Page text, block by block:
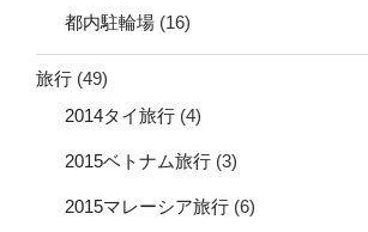
都内駐輪場 (16)
旅行 (49)
2014タイ旅行 (4)
2015ベトナム旅行 (3)
2015マレーシア旅行 (6)